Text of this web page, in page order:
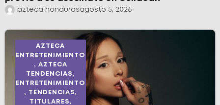
azteca hondurasagosto 5, 2026
AZTECA
ENTRETENIMIENTO
, AZTECA
TENDENCIAS,
ENTRETENIMIENTO
,
TENDENCIAS,
TITULARES,